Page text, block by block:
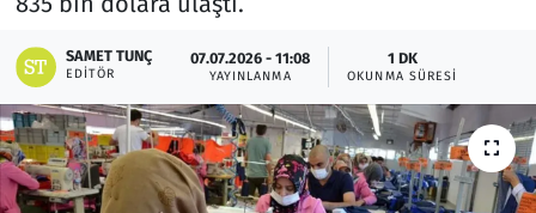
SAMET TUNÇ
EDITÖR
07.07.2026 - 11:08
YAYINLANMA
1 DK
OKUNMA SÜRESI
Oyun